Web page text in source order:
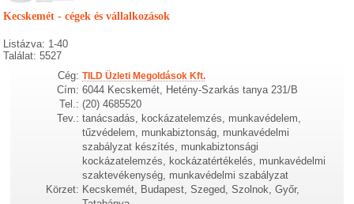
Kecskemét - cégek és vállalkozások
Listázva: 1-40
Találat: 5527
Cég: TILD Üzleti Megoldások Kft.
Cím: 6044 Kecskemét, Hetény-Szarkás tanya 231/B
Tel.: (20) 4685520
Tev.: tanácsadás, kockázatelemzés, munkavédelem,
tűzvédelem, munkabiztonság, munkavédelmi
szabályzat készítés, munkabiztonsági
kockázatelemzés, kockázatértékelés, munkavédelmi
szaktevékenység, munkavédelmi szabályzat
Körzet: Kecskemét, Budapest, Szeged, Szolnok, Győr,